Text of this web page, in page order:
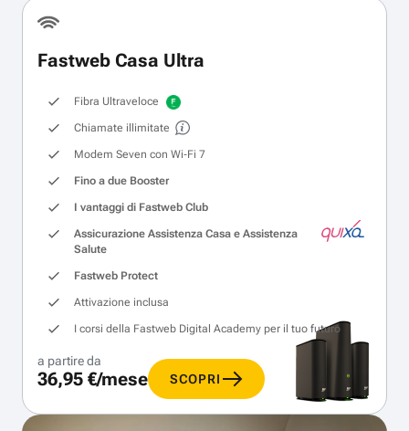
Fastweb Casa Ultra
Fibra Ultraveloce
Chiamate illimitate
Modem Seven con Wi‑Fi 7
Fino a due Booster
I vantaggi di Fastweb Club
Assicurazione Assistenza Casa e Assistenza
Salute
Fastweb Protect
Attivazione inclusa
I corsi della Fastweb Digital Academy per il tuo futuro
a partire da
36,95 €/mese SCOPRI